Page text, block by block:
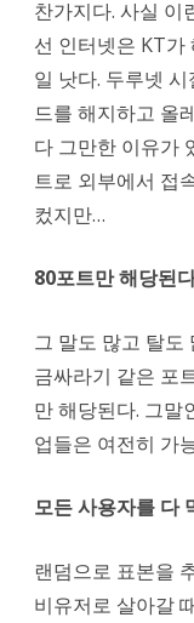
찬가지다. 사실 이
선 인터넷은 KT가
일 낫다. 두루넷
드를 해지하고 올
다 그만한 이유가
트로 외부에서 접
컸지만…
80포트만 해당된
그 말도 많고 탈도
금싸라기 같은 포
만 해당된다. 그말
업들은 여전히 가
모든 사용자를 다
랜덤으로 표본을
비유저로 살아갈